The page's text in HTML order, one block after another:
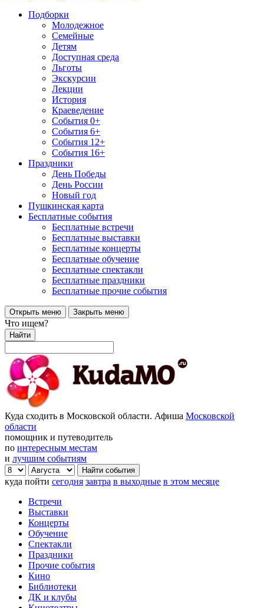
Подборки
Молодежное
Семейные
Детям
Доступная среда
Льготы
Экскурсии
Лекции
История
Краеведение
События 0+
События 6+
События 12+
События 16+
Праздники
День Победы
День России
Новый год
Пушкинская карта
Бесплатные события
Бесплатные встречи
Бесплатные выставки
Бесплатные концерты
Бесплатные обучение
Бесплатные спектакли
Бесплатные праздники
Бесплатные прочие события
Открыть меню Закрыть меню
Что ищем?
Найти
Куда сходить в Московской области. Афиша Московской
области
помощник и путеводитель
по интересным местам
и лучшим событиям
куда пойти сегодня завтра в выходные в этом месяце
Встречи
Выставки
Концерты
Обучение
Спектакли
Праздники
Прочие события
Кино
Библиотеки
ДК и клубы